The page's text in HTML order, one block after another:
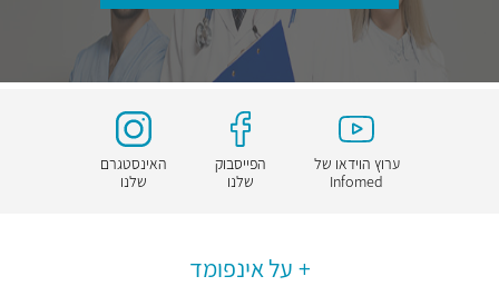
ערוץ הוידאו של
Infomed
הפייסבוק
שלנו
האינסטגרם
שלנו
על אינפומד